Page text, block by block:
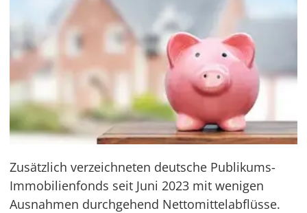
Zusätzlich verzeichneten deutsche Publikums-
Immobilienfonds seit Juni 2023 mit wenigen
Ausnahmen durchgehend Nettomittelabflüsse.